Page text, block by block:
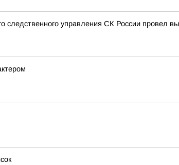
следственного управления СК России провел